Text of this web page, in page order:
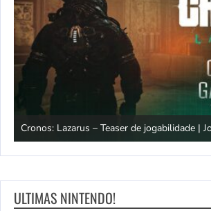
Cronos: Lazarus – Teaser de jogabilidade |
ULTIMAS NINTENDO!